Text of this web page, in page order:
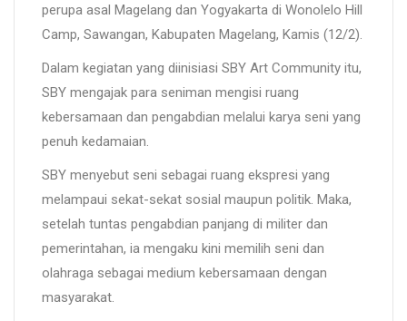
perupa asal Magelang dan Yogyakarta di Wonolelo Hill
Camp, Sawangan, Kabupaten Magelang, Kamis (12/2).
Dalam kegiatan yang diinisiasi SBY Art Community itu,
SBY mengajak para seniman mengisi ruang
kebersamaan dan pengabdian melalui karya seni yang
penuh kedamaian.
SBY menyebut seni sebagai ruang ekspresi yang
melampaui sekat-sekat sosial maupun politik. Maka,
setelah tuntas pengabdian panjang di militer dan
pemerintahan, ia mengaku kini memilih seni dan
olahraga sebagai medium kebersamaan dengan
masyarakat.